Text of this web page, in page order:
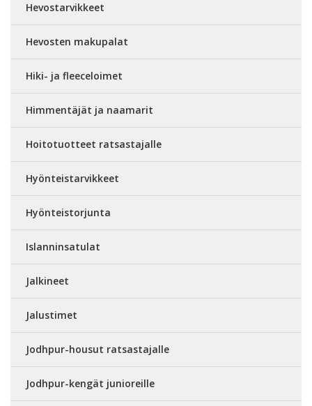
Hevostarvikkeet
Hevosten makupalat
Hiki- ja fleeceloimet
Himmentäjät ja naamarit
Hoitotuotteet ratsastajalle
Hyönteistarvikkeet
Hyönteistorjunta
Islanninsatulat
Jalkineet
Jalustimet
Jodhpur-housut ratsastajalle
Jodhpur-kengät junioreille